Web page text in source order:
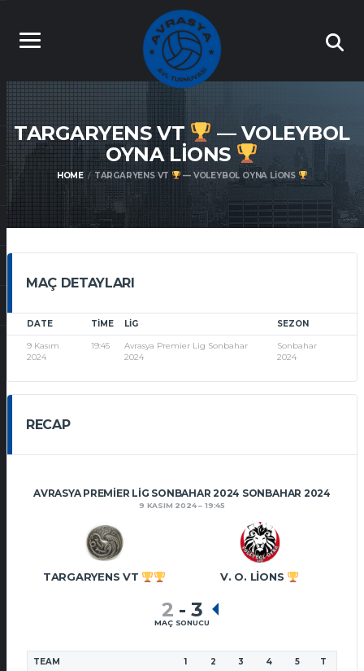
TARGARYENS VT
— VOLEYBOL
OYNA LIONS
HOME TARGARYENS VT — VOLEYBOL OYNA LIONS
MAÇ DETAYLARI
DATE TIME LIG SEZON
9 Kasım
2024
19:45
Avrasya Premier Lig Sonbahar
2024
Sonbahar
2024
RECAP
AVRASYA PREMIER LIG SONBAHAR 2024 SONBAHAR 2024
9 KASIM 2024 19:45
TARGARYENS VT V. O. LIONS
2 - 3
MAÇ SONUCU
TEAM 1 2 3 4 5 T